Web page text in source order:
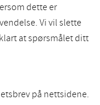
dette er
Vi vil slette
at spørsmålet ditt
på nettsidene.